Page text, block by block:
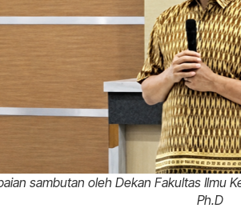
sambutan oleh Dekan Fakultas Ilmu
Ph.D